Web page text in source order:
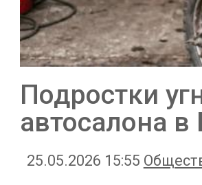
Подростки
автосалона в
25.05.2026 15:55